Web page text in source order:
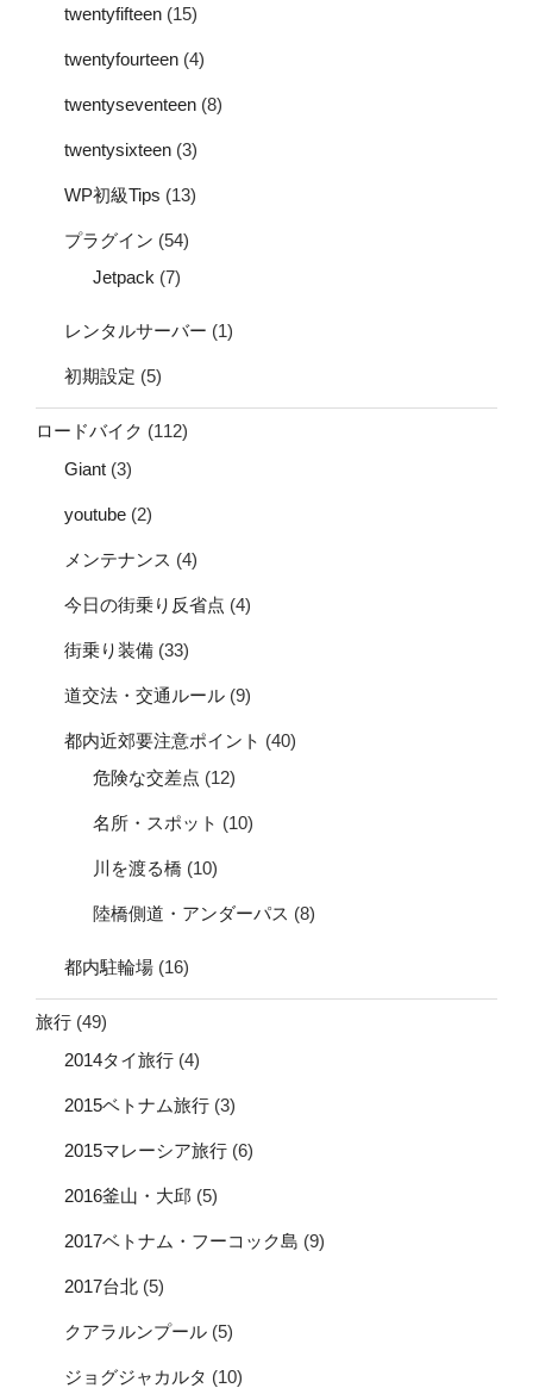
twentyfifteen (15)
twentyfourteen (4)
twentyseventeen (8)
twentysixteen (3)
WP初級Tips (13)
プラグイン (54)
Jetpack (7)
レンタルサーバー (1)
初期設定 (5)
ロードバイク (112)
Giant (3)
youtube (2)
メンテナンス (4)
今日の街乗り反省点 (4)
街乗り装備 (33)
道交法・交通ルール (9)
都内近郊要注意ポイント (40)
危険な交差点 (12)
名所・スポット (10)
川を渡る橋 (10)
陸橋側道・アンダーパス (8)
都内駐輪場 (16)
旅行 (49)
2014タイ旅行 (4)
2015ベトナム旅行 (3)
2015マレーシア旅行 (6)
2016釜山・大邱 (5)
2017ベトナム・フーコック島 (9)
2017台北 (5)
クアラルンプール (5)
ジョグジャカルタ (10)